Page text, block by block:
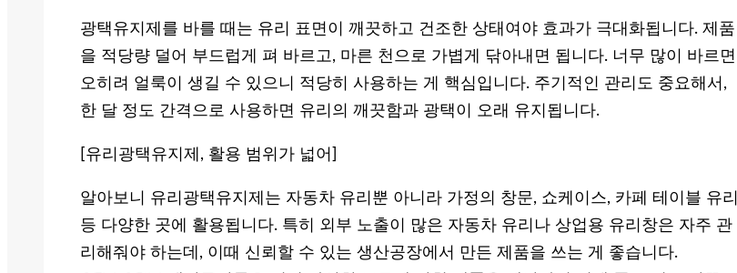
광택유지제를 바를 때는 유리 표면이 깨끗하고 건조한 상태여야 효과가 극대화됩니다. 제품
을 적당량 덜어 부드럽게 펴 바르고, 마른 천으로 가볍게 닦아내면 됩니다. 너무 많이 바르면
오히려 얼룩이 생길 수 있으니 적당히 사용하는 게 핵심입니다. 주기적인 관리도 중요해서,
한 달 정도 간격으로 사용하면 유리의 깨끗함과 광택이 오래 유지됩니다.
[유리광택유지제, 활용 범위가 넓어]
알아보니 유리광택유지제는 자동차 유리뿐 아니라 가정의 창문, 쇼케이스, 카페 테이블 유리
등 다양한 곳에 활용됩니다. 특히 외부 노출이 많은 자동차 유리나 상업용 유리창은 자주 관
리해줘야 하는데, 이때 신뢰할 수 있는 생산공장에서 만든 제품을 쓰는 게 좋습니다.